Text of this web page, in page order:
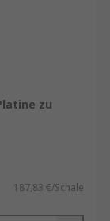
Zeit,
Größen
oder
zu
187,83 €/Schale